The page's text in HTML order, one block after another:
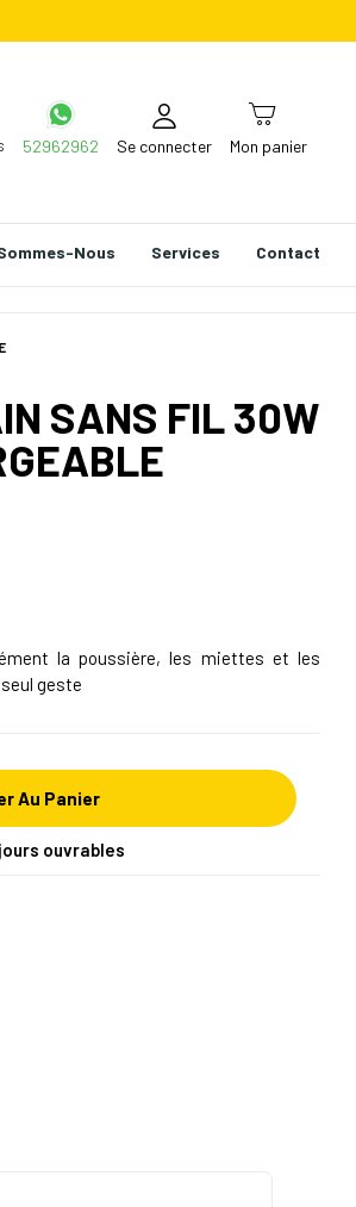
52962962 Se connecter Mon panier
Nous Services Contact
SANS FIL 30W
la poussière, les miettes et les
geste
Au Panier
ouvrables